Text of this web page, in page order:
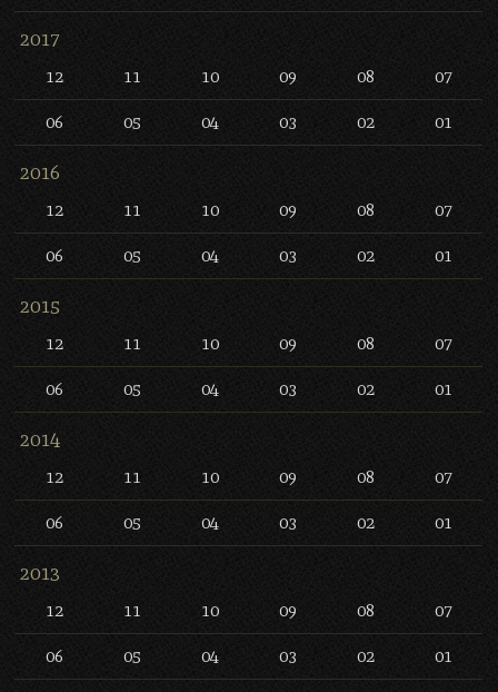
2017
12 11 10 09 08 07
06 05 04 03 02 01
2016
12 11 10 09 08 07
06 05 04 03 02 01
2015
12 11 10 09 08 07
06 05 04 03 02 01
2014
12 11 10 09 08 07
06 05 04 03 02 01
2013
12 11 10 09 08 07
06 05 04 03 02 01